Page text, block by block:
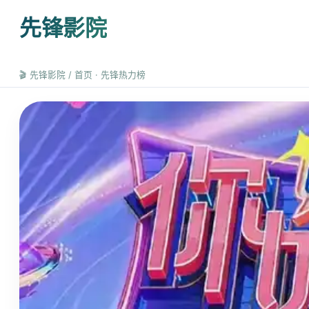
先锋影院
🎬 先锋影院 / 首页 · 先锋热力榜